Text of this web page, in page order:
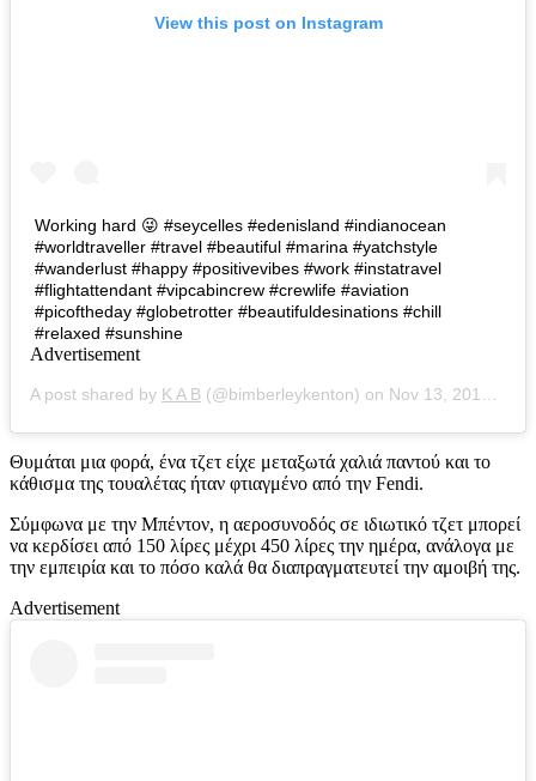
View this post on Instagram
Working hard 😜 #seycelles #edenisland #indianocean
#worldtraveller #travel #beautiful #marina #yatchstyle
#wanderlust #happy #positivevibes #work #instatravel
#flightattendant #vipcabincrew #crewlife #aviation
#picoftheday #globetrotter #beautifuldesinations #chill
#relaxed #sunshine
Advertisement
A post shared by K A B (@bimberleykenton) on Nov 13, 2016 at 11:36pm PST
Θυμάται μια φορά, ένα τζετ είχε μεταξωτά χαλιά παντού και το
κάθισμα της τουαλέτας ήταν φτιαγμένο από την Fendi.
Σύμφωνα με την Μπέντον, η αεροσυνοδός σε ιδιωτικό τζετ μπορεί
να κερδίσει από 150 λίρες μέχρι 450 λίρες την ημέρα, ανάλογα με
την εμπειρία και το πόσο καλά θα διαπραγματευτεί την αμοιβή της.
Advertisement